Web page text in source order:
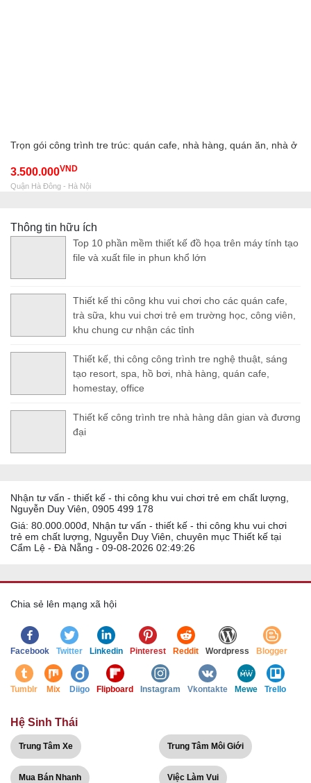
Trọn gói công trình tre trúc: quán cafe, nhà hàng, quán ăn, nhà ở
3.500.000VND
Quận Hà Đông - Hà Nội
Thông tin hữu ích
Top 10 phần mềm thiết kế đồ họa trên máy tính tạo
file và xuất file in phun khổ lớn
Thiết kế thi công khu vui chơi cho các quán cafe,
trà sữa, khu vui chơi trẻ em trường học, công viên,
khu chung cư nhận các tỉnh
Thiết kế, thi công công trình tre nghệ thuật, sáng
tạo resort, spa, hồ bơi, nhà hàng, quán cafe,
homestay, office
Thiết kế công trình tre nhà hàng dân gian và đương
đại
Nhận tư vấn - thiết kế - thi công khu vui chơi trẻ em chất lượng,
Nguyễn Duy Viên, 0905 499 178
Giá: 80.000.000đ, Nhận tư vấn - thiết kế - thi công khu vui chơi
trẻ em chất lượng, Nguyễn Duy Viên, chuyên mục Thiết kế tại
Cẩm Lệ - Đà Nẵng - 09-08-2026 02:49:26
Chia sẻ lên mạng xã hội
Facebook Twitter Linkedin Pinterest Reddit Wordpress Blogger
Tumblr Mix Diigo Flipboard Instagram Vkontakte Mewe Trello
Hệ Sinh Thái
Trung Tâm Xe Trung Tâm Môi Giới
Mua Bán Nhanh Việc Làm Vui